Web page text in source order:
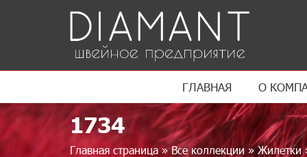
ГЛАВНАЯ О
1734
Главная страница»Все коллекции»Жилетки